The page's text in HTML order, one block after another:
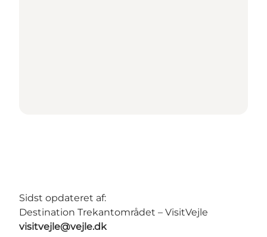
Sidst opdateret af:
Destination Trekantområdet – VisitVejle
visitvejle@vejle.dk